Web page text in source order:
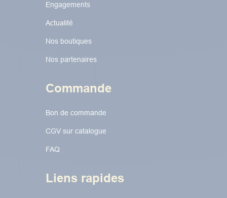
Engagements
Actualité
Nos boutiques
Nos partenaires
Commande
Bon de commande
CGV sur catalogue
FAQ
Liens rapides